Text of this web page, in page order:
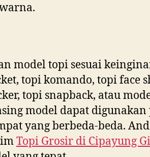
model topi sesuai
topi komando, topi face
topi snapback, atau
model dapat digunakan
yang berbeda-beda.
Topi Grosir di Cipayung